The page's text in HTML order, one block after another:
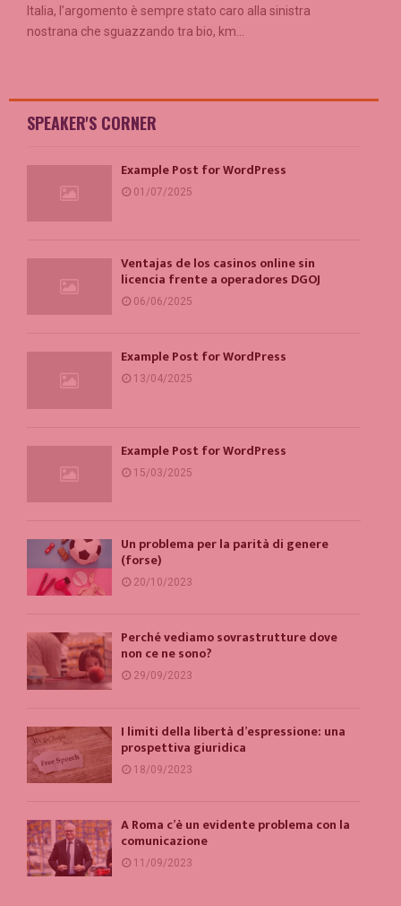
Italia, l’argomento è sempre stato caro alla sinistra
nostrana che sguazzando tra bio, km...
SPEAKER'S CORNER
Example Post for WordPress
01/07/2025
Ventajas de los casinos online sin
licencia frente a operadores DGOJ
06/06/2025
Example Post for WordPress
13/04/2025
Example Post for WordPress
15/03/2025
Un problema per la parità di genere
(forse)
20/10/2023
Perché vediamo sovrastrutture dove
non ce ne sono?
29/09/2023
I limiti della libertà d’espressione: una
prospettiva giuridica
18/09/2023
A Roma c’è un evidente problema con la
comunicazione
11/09/2023